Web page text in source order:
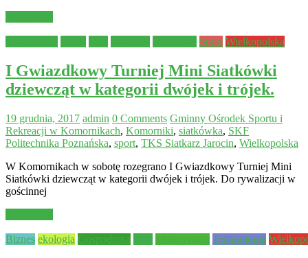
Sport Wielkopolska
I Gwiazdkowy Turniej Mini Siatkówki
dziewcząt w kategorii dwójek i trójek.
19 grudnia, 2017 admin 0 Comments Gminny Ośrodek Sportu i
Rekreacji w Komornikach, Komorniki, siatkówka, SKF
Politechnika Poznańska, sport, TKS Siatkarz Jarocin, Wielkopolska
W Komornikach w sobotę rozegrano I Gwiazdkowy Turniej Mini
Siatkówki dziewcząt w kategorii dwójek i trójek. Do rywalizacji w
gościnnej
Biznes ekologia Technologia